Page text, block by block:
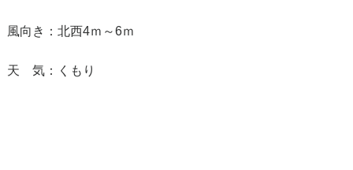
風向き：北西4ｍ～6ｍ
天 気：くもり